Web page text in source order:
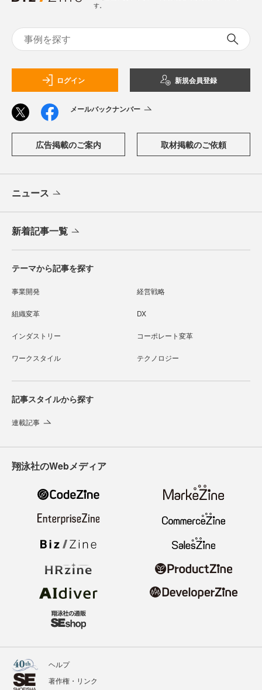
す。
ログイン 新規会員登録
メールバックナンバー
広告掲載のご案内 取材掲載のご依頼
ニュース
新着記事一覧
テーマから記事を探す
事業開発 経営戦略
組織変革 DX
インダストリー コーポレート変革
ワークスタイル テクノロジー
記事スタイルから探す
連載記事
翔泳社のWebメディア
ヘルプ
著作権・リンク